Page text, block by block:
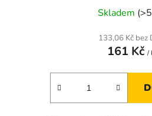
Skladem
133,06 Kč bez
161 Kč /